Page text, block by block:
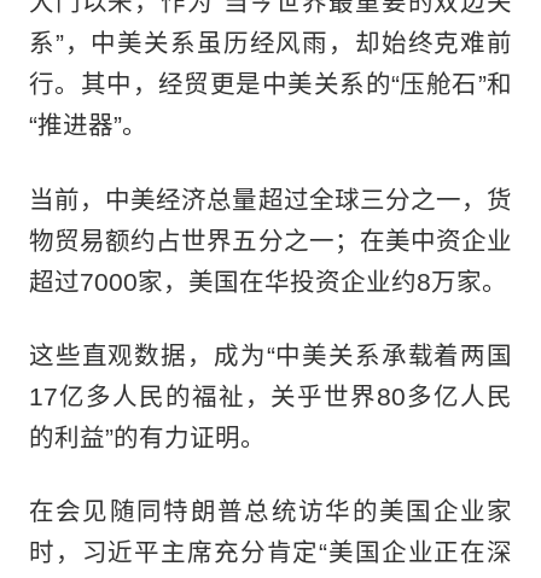
系”，中美关系虽历经风雨，却始终克难前
行。其中，经贸更是中美关系的“压舱石”和
“推进器”。
当前，中美经济总量超过全球三分之一，货
物贸易额约占世界五分之一；在美中资企业
超过7000家，美国在华投资企业约8万家。
这些直观数据，成为“中美关系承载着两国
17亿多人民的福祉，关乎世界80多亿人民
的利益”的有力证明。
在会见随同特朗普总统访华的美国企业家
时，习近平主席充分肯定“美国企业正在深